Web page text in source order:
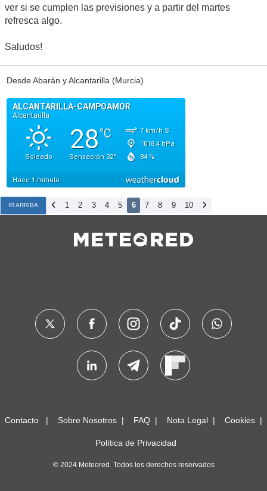
ver si se cumplen las previsiones y a partir del martes
refresca algo.
Saludos!
Desde Abarán y Alcantarilla (Murcia)
IR ARRIBA 1 2 3 4 5 6 7 8 9 10
Contacto Sobre Nosotros FAQ Nota Legal Cookies
Política de Privacidad
© 2024 Meteored. Todos los derechos reservados